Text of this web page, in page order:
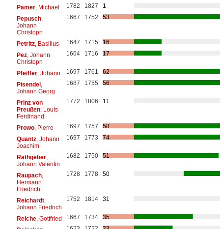
Pamer, Michael 1782 1827
1
Pepusch,
Johann
Christoph
1667 1752 53
Petritz, Basilius 1647 1715
16
Pez, Johann
Christoph
1664 1716 17
Pfeiffer, Johann 1697 1761
62
Pisendel,
Johann Georg
1687 1755 56
Prinz von
Preußen, Louis
Ferdinand
1772 1806 11
Prowo, Pierre 1697 1757
58
Quantz, Johann
Joachim
1697 1773 74
Rathgeber,
Johann Valentin
1682 1750 51
Raupach,
Hermann
Friedrich
1728 1778 50
Reichardt,
Johann Friedrich
1752 1814 31
Reiche, Gottfried 1667 1734
35